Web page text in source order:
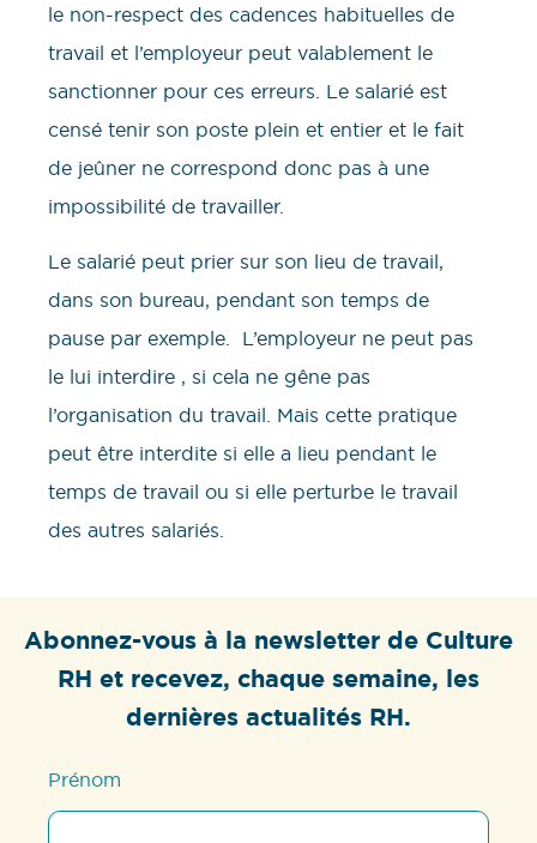
le non-respect des cadences habituelles de
travail et l’employeur peut valablement le
sanctionner pour ces erreurs. Le salarié est
censé tenir son poste plein et entier et le fait
de jeûner ne correspond donc pas à une
impossibilité de travailler.
Le salarié peut prier sur son lieu de travail,
dans son bureau, pendant son temps de
pause par exemple. L’employeur ne peut pas
le lui interdire , si cela ne gêne pas
l’organisation du travail. Mais cette pratique
peut être interdite si elle a lieu pendant le
temps de travail ou si elle perturbe le travail
des autres salariés.
Abonnez-vous à la newsletter de Culture
RH et recevez, chaque semaine, les
dernières actualités RH.
Prénom